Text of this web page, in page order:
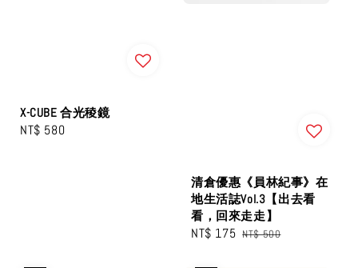
X-CUBE 合光稜鏡
Regular
NT$ 580
清倉優惠《員林紀事》在
地生活誌Vol.3【出去看
看，回來走走】
Sale
NT$ 175 Regular
NT$ 500